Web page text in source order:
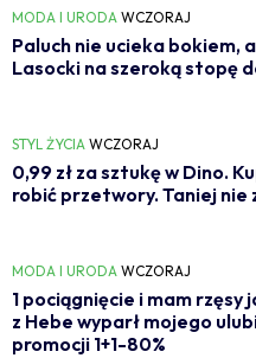
MODA I URODA WCZORAJ
Paluch nie ucieka bokiem,
Lasocki na szeroką stopę
STYL ŻYCIA WCZORAJ
0,99 zł za sztukę w Dino.
robić przetwory. Taniej nie
MODA I URODA WCZORAJ
1 pociągnięcie i mam
z Hebe wyparł mojego
promocji 1+1-80%